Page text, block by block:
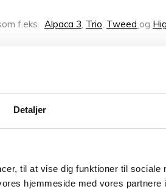
Detaljer
til at vise dig funktioner til sociale
hjemmeside med vores partnere
f.eks. Alpaca 3, Trio, Tweed og
0,05 kg
Vær den første til at
Din bedømmelse